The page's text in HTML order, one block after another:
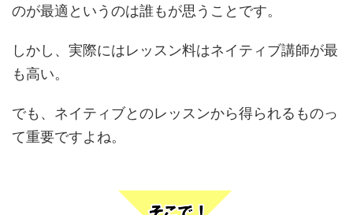
のが最適というのは誰もが思うことです。
しかし、実際にはレッスン料はネイティブ講師が最
も高い。
でも、ネイティブとのレッスンから得られるものっ
て重要ですよね。